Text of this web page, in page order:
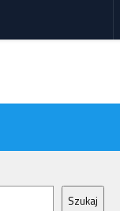
Szukaj